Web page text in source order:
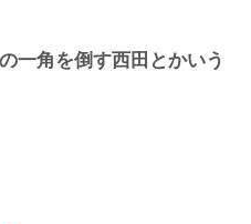
一角を倒す西田とかいう